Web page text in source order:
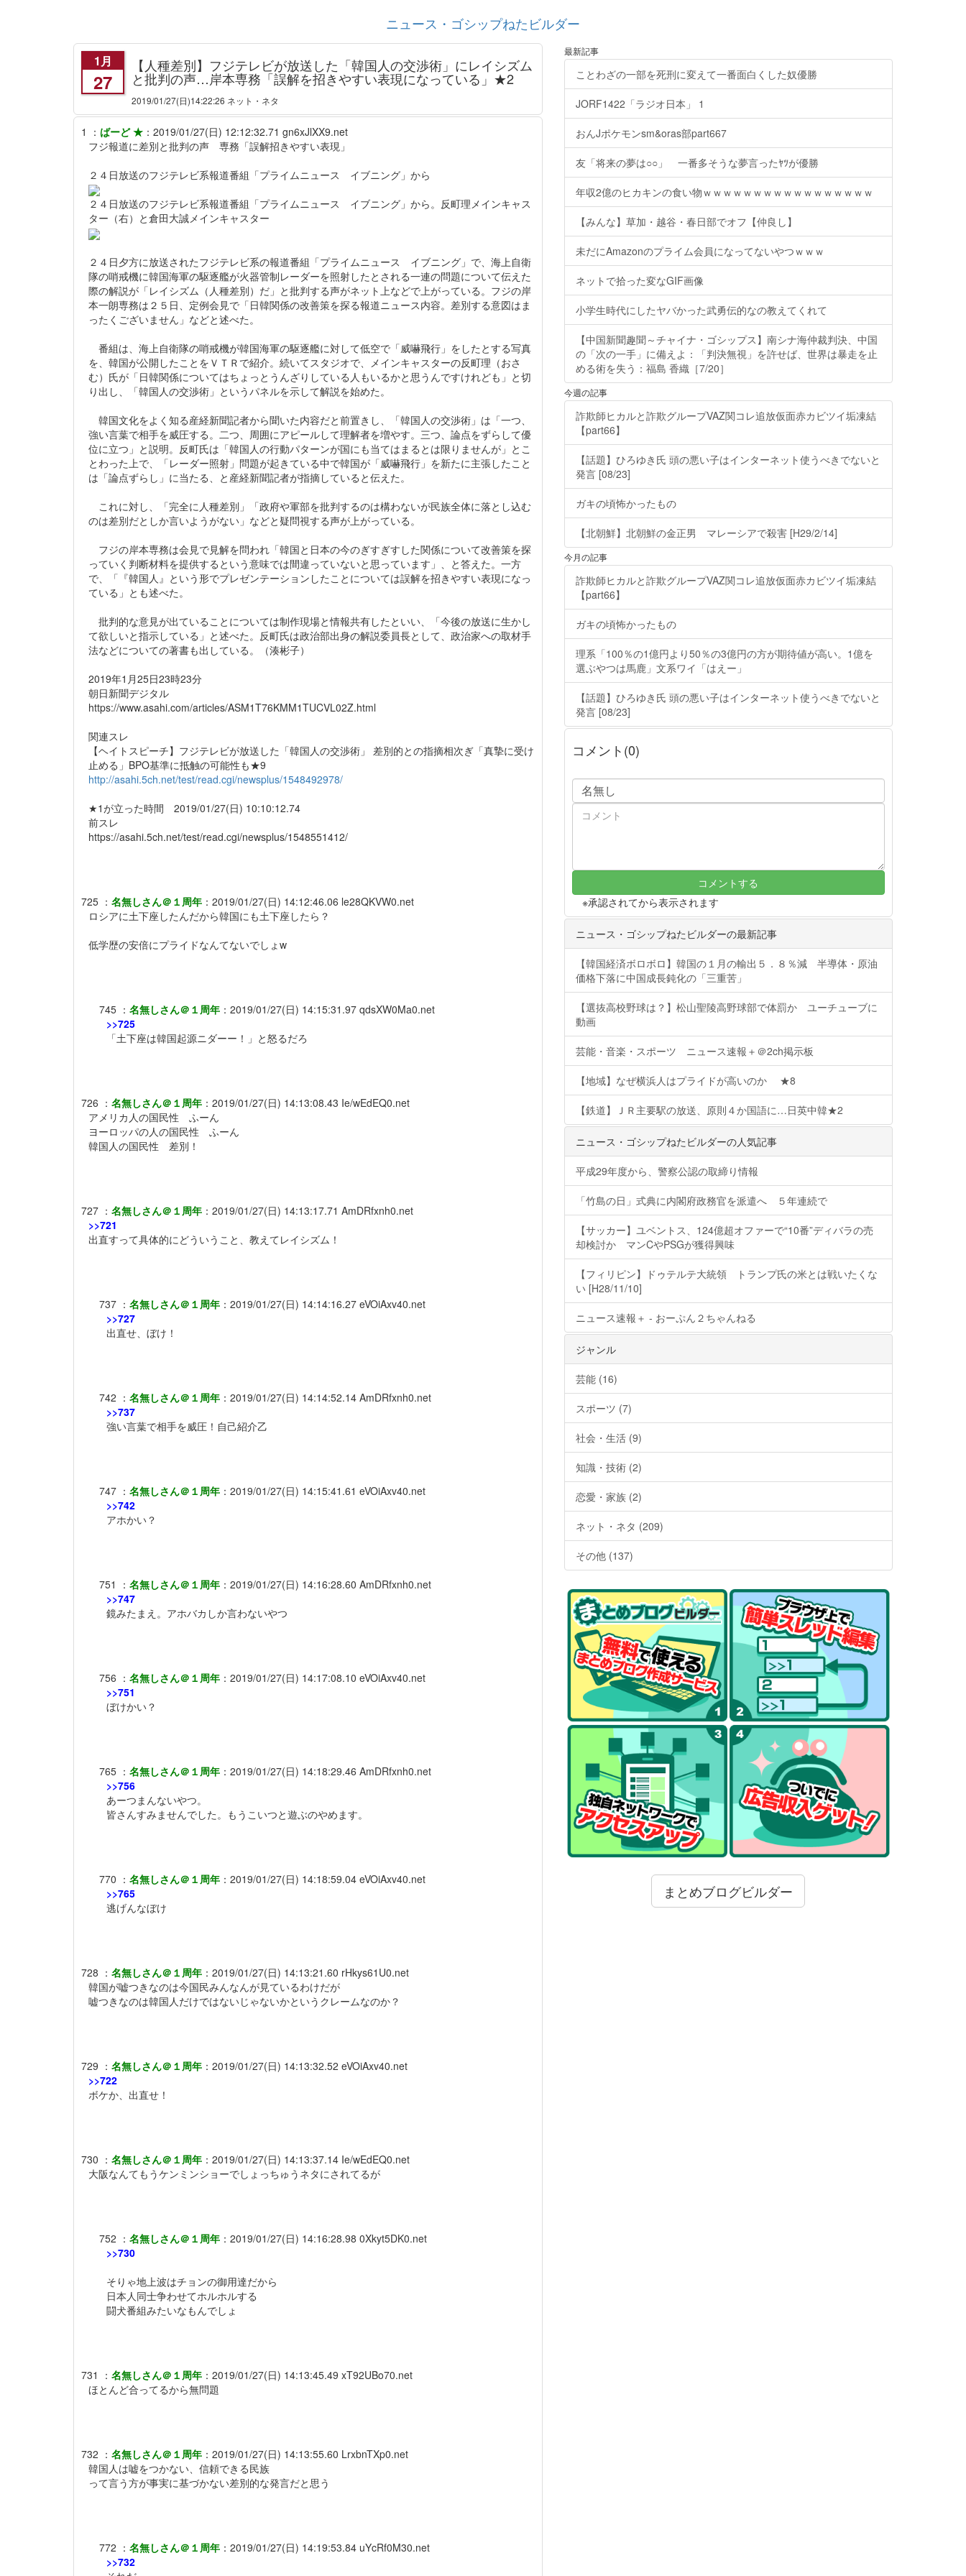
ニュース・ゴシップねたビルダー
1月
27
【人種差別】フジテレビが放送した「韓国人の交渉術」にレイシズム
と批判の声…岸本専務「誤解を招きやすい表現になっている」★2
2019/01/27(日)14:22:26 ネット・ネタ
1 ： ばーど ★ ： 2019/01/27(日) 12:12:32.71 gn6xJlXX9.net
フジ報道に差別と批判の声 専務「誤解招きやすい表現」
２４日放送のフジテレビ系報道番組「プライムニュース イブニング」から
２４日放送のフジテレビ系報道番組「プライムニュース イブニング」から。反町理メインキャス
ター（右）と倉田大誠メインキャスター
２４日夕方に放送されたフジテレビ系の報道番組「プライムニュース イブニング」で、海上自衛
隊の哨戒機に韓国海軍の駆逐艦が火器管制レーダーを照射したとされる一連の問題について伝えた
際の解説が「レイシズム（人種差別）だ」と批判する声がネット上などで上がっている。フジの岸
本一朗専務は２５日、定例会見で「日韓関係の改善策を探る報道ニュース内容。差別する意図はま
ったくございません」などと述べた。
番組は、海上自衛隊の哨戒機が韓国海軍の駆逐艦に対して低空で「威嚇飛行」をしたとする写真
を、韓国が公開したことをＶＴＲで紹介。続いてスタジオで、メインキャスターの反町理（おさ
む）氏が「日韓関係についてはちょっとうんざりしている人もいるかと思うんですけれども」と切
り出し、「韓国人の交渉術」というパネルを示して解説を始めた。
韓国文化をよく知る産経新聞記者から聞いた内容だと前置きし、「韓国人の交渉術」は「一つ、
強い言葉で相手を威圧する。二つ、周囲にアピールして理解者を増やす。三つ、論点をずらして優
位に立つ」と説明。反町氏は「韓国人の行動パターンが国にも当てはまるとは限りませんが」とこ
とわった上で、「レーダー照射」問題が起きている中で韓国が「威嚇飛行」を新たに主張したこと
は「論点ずらし」に当たる、と産経新聞記者が指摘していると伝えた。
これに対し、「完全に人種差別」「政府や軍部を批判するのは構わないが民族全体に落とし込む
のは差別だとしか言いようがない」などと疑問視する声が上がっている。
フジの岸本専務は会見で見解を問われ「韓国と日本の今のぎすぎすした関係について改善策を探
っていく判断材料を提供するという意味では間違っていないと思っています」、と答えた。一方
で、「『韓国人』という形でプレゼンテーションしたことについては誤解を招きやすい表現になっ
ている」とも述べた。
批判的な意見が出ていることについては制作現場と情報共有したといい、「今後の放送に生かし
て欲しいと指示している」と述べた。反町氏は政治部出身の解説委員長として、政治家への取材手
法などについての著書も出している。（湊彬子）
2019年1月25日23時23分
朝日新聞デジタル
https://www.asahi.com/articles/ASM1T76KMM1TUCVL02Z.html
関連スレ
【ヘイトスピーチ】フジテレビが放送した「韓国人の交渉術」 差別的との指摘相次ぎ「真摯に受け
止める」BPO基準に抵触の可能性も★9
http://asahi.5ch.net/test/read.cgi/newsplus/1548492978/
★1が立った時間 2019/01/27(日) 10:10:12.74
前スレ
https://asahi.5ch.net/test/read.cgi/newsplus/1548551412/
725 ： 名無しさん＠１周年 ： 2019/01/27(日) 14:12:46.06 le28QKVW0.net
ロシアに土下座したんだから韓国にも土下座したら？
低学歴の安倍にプライドなんてないでしょw
745 ： 名無しさん＠１周年 ： 2019/01/27(日) 14:15:31.97 qdsXW0Ma0.net
>>725
「土下座は韓国起源ニダーー！」と怒るだろ
726 ： 名無しさん＠１周年 ： 2019/01/27(日) 14:13:08.43 Ie/wEdEQ0.net
アメリカ人の国民性 ふーん
ヨーロッパの人の国民性 ふーん
韓国人の国民性 差別！
727 ： 名無しさん＠１周年 ： 2019/01/27(日) 14:13:17.71 AmDRfxnh0.net
>>721
出直すって具体的にどういうこと、教えてレイシズム！
737 ： 名無しさん＠１周年 ： 2019/01/27(日) 14:14:16.27 eVOiAxv40.net
>>727
出直せ、ぼけ！
742 ： 名無しさん＠１周年 ： 2019/01/27(日) 14:14:52.14 AmDRfxnh0.net
>>737
強い言葉で相手を威圧！自己紹介乙
747 ： 名無しさん＠１周年 ： 2019/01/27(日) 14:15:41.61 eVOiAxv40.net
>>742
アホかい？
751 ： 名無しさん＠１周年 ： 2019/01/27(日) 14:16:28.60 AmDRfxnh0.net
>>747
鏡みたまえ。アホバカしか言わないやつ
756 ： 名無しさん＠１周年 ： 2019/01/27(日) 14:17:08.10 eVOiAxv40.net
>>751
ぼけかい？
765 ： 名無しさん＠１周年 ： 2019/01/27(日) 14:18:29.46 AmDRfxnh0.net
>>756
あーつまんないやつ。
皆さんすみませんでした。もうこいつと遊ぶのやめます。
770 ： 名無しさん＠１周年 ： 2019/01/27(日) 14:18:59.04 eVOiAxv40.net
>>765
逃げんなぼけ
728 ： 名無しさん＠１周年 ： 2019/01/27(日) 14:13:21.60 rHkys61U0.net
韓国が嘘つきなのは今国民みんなんが見ているわけだが
嘘つきなのは韓国人だけではないじゃないかというクレームなのか？
729 ： 名無しさん＠１周年 ： 2019/01/27(日) 14:13:32.52 eVOiAxv40.net
>>722
ボケか、出直せ！
730 ： 名無しさん＠１周年 ： 2019/01/27(日) 14:13:37.14 Ie/wEdEQ0.net
大阪なんてもうケンミンショーでしょっちゅうネタにされてるが
752 ： 名無しさん＠１周年 ： 2019/01/27(日) 14:16:28.98 0Xkyt5DK0.net
>>730
そりゃ地上波はチョンの御用達だから
日本人同士争わせてホルホルする
闘犬番組みたいなもんでしょ
731 ： 名無しさん＠１周年 ： 2019/01/27(日) 14:13:45.49 xT92UBo70.net
ほとんど合ってるから無問題
732 ： 名無しさん＠１周年 ： 2019/01/27(日) 14:13:55.60 LrxbnTXp0.net
韓国人は嘘をつかない、信頼できる民族
って言う方が事実に基づかない差別的な発言だと思う
772 ： 名無しさん＠１周年 ： 2019/01/27(日) 14:19:53.84 uYcRf0M30.net
>>732
最新記事
ことわざの一部を死刑に変えて一番面白くした奴優勝
JORF1422「ラジオ日本」 1
おんJポケモンsm&oras部part667
友「将来の夢は○○」 一番多そうな夢言ったﾔﾂが優勝
年収2億のヒカキンの食い物ｗｗｗｗｗｗｗｗｗｗｗｗｗｗｗｗｗ
【みんな】草加・越谷・春日部でオフ【仲良し】
未だにAmazonのプライム会員になってないやつｗｗｗ
ネットで拾った変なGIF画像
小学生時代にしたヤバかった武勇伝的なの教えてくれて
【中国新聞趣聞～チャイナ・ゴシップス】南シナ海仲裁判決、中国
の「次の一手」に備えよ：「判決無視」を許せば、世界は暴走を止
める術を失う：福島 香織［7/20］
今週の記事
詐欺師ヒカルと詐欺グループVAZ関コレ追放仮面赤カビツイ垢凍結
【part66】
【話題】ひろゆき氏 頭の悪い子はインターネット使うべきでないと
発言 [08/23]
ガキの頃怖かったもの
【北朝鮮】北朝鮮の金正男 マレーシアで殺害 [H29/2/14]
今月の記事
詐欺師ヒカルと詐欺グループVAZ関コレ追放仮面赤カビツイ垢凍結
【part66】
ガキの頃怖かったもの
理系「100％の1億円より50％の3億円の方が期待値が高い。1億を
選ぶやつは馬鹿」文系ワイ「はえー」
【話題】ひろゆき氏 頭の悪い子はインターネット使うべきでないと
発言 [08/23]
コメント(0)
※承認されてから表示されます
ニュース・ゴシップねたビルダーの最新記事
【韓国経済ボロボロ】韓国の１月の輸出５．８％減 半導体・原油
価格下落に中国成長鈍化の「三重苦」
【選抜高校野球は？】松山聖陵高野球部で体罰か ユーチューブに
動画
芸能・音楽・スポーツ ニュース速報＋＠2ch掲示板
【地域】なぜ横浜人はプライドが高いのか ★8
【鉄道】ＪＲ主要駅の放送、原則４か国語に…日英中韓★2
ニュース・ゴシップねたビルダーの人気記事
平成29年度から、警察公認の取締り情報
「竹島の日」式典に内閣府政務官を派遣へ ５年連続で
【サッカー】ユベントス、124億超オファーで“10番”ディバラの売
却検討か マンCやPSGが獲得興味
【フィリピン】ドゥテルテ大統領 トランプ氏の米とは戦いたくな
い [H28/11/10]
ニュース速報＋ - おーぷん２ちゃんねる
ジャンル
芸能 (16)
スポーツ (7)
社会・生活 (9)
知識・技術 (2)
恋愛・家族 (2)
ネット・ネタ (209)
その他 (137)
まとめブログビルダー